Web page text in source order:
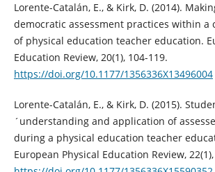
Lorente-Catalán, E., & Kirk, D. (2014).
democratic assessment practices within a
of physical education teacher education.
Education Review, 20(1), 104-119.
https://doi.org/10.1177/1356336X13496004
Lorente-Catalán, E., & Kirk, D. (2015).
´understanding and application of
during a physical education teacher
European Physical Education Review,